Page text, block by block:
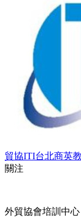
貿協ITI台北商英
關注
外貿協會培訓中